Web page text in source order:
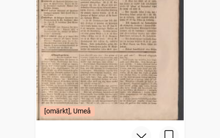
[omärkt], Umeå